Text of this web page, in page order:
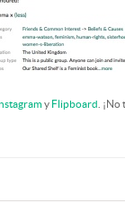
y Flipboard .